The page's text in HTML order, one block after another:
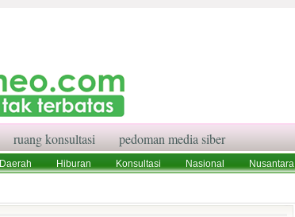
ruang konsultasi pedoman media siber
Daerah Hiburan Konsultasi Nasional Nusantara